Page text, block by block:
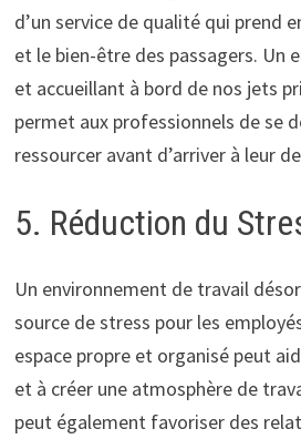
d’un service de qualité qui prend
et le bien-être des passagers. Un
et accueillant à bord de nos jets
permet aux professionnels de se
ressourcer avant d’arriver à leur
5. Réduction du
Un environnement de travail
source de stress pour les
espace propre et organisé peut
et à créer une atmosphère de
peut également favoriser des